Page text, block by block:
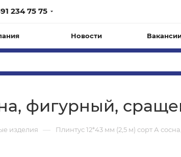
234 75 75
Новости
фигурный,
изделия — Плинтус 12*43 мм (2,5 м) сорт А